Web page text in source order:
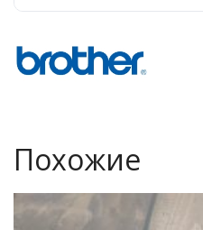
Похожие